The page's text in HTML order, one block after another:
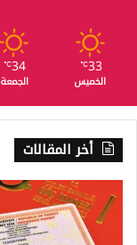
33
℃
الخميس
34
℃
الجمعة
أخر المقالات